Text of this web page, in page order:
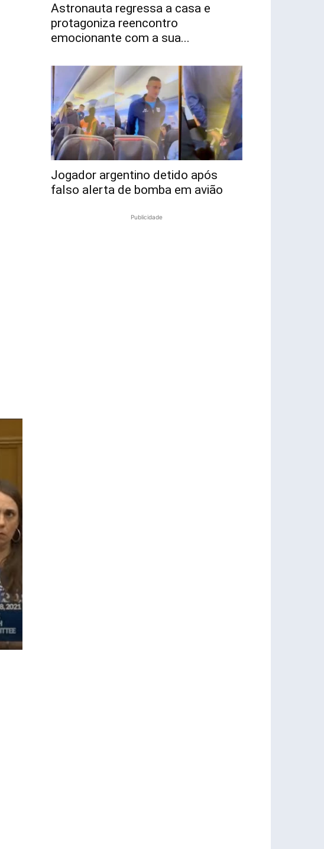
Astronauta regressa a casa e
protagoniza reencontro
emocionante com a sua...
Jogador argentino detido após
falso alerta de bomba em avião
Publicidade